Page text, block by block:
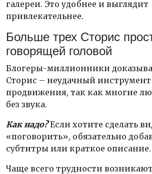
галереи. Это удобнее и выглядит
привлекательнее.
Больше трех Сторис
говорящей головой
Блогеры-миллионники
Сторис – неудачный инструмент
продвижения, так как многие
без звука.
Как надо?Если хотите сделать
«поговорить», обязательно
субтитры или краткое описание.
Чаще всего трудности